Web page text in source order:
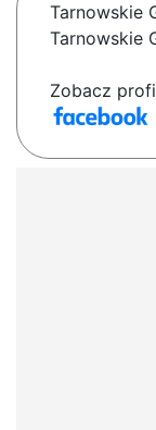
Tarnowskie
Tarnowskie
Zobacz